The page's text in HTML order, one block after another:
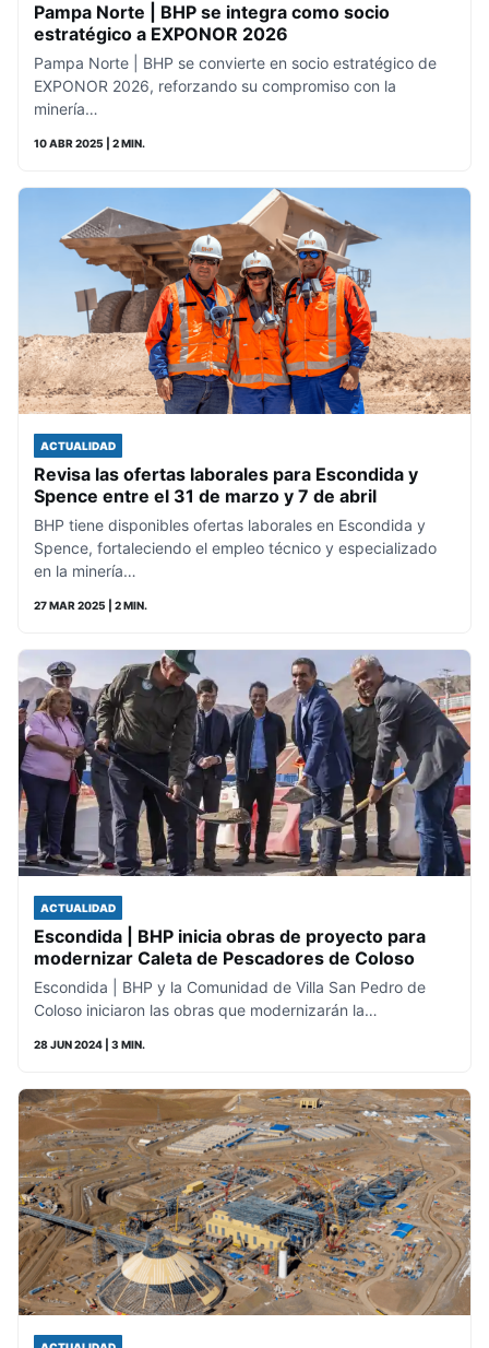
Pampa Norte | BHP se integra como socio
estratégico a EXPONOR 2026
Pampa Norte | BHP se convierte en socio estratégico de
EXPONOR 2026, reforzando su compromiso con la
minería…
10 ABR 2025 | 2 MIN.
ACTUALIDAD
Revisa las ofertas laborales para Escondida y
Spence entre el 31 de marzo y 7 de abril
BHP tiene disponibles ofertas laborales en Escondida y
Spence, fortaleciendo el empleo técnico y especializado
en la minería…
27 MAR 2025 | 2 MIN.
ACTUALIDAD
Escondida | BHP inicia obras de proyecto para
modernizar Caleta de Pescadores de Coloso
Escondida | BHP y la Comunidad de Villa San Pedro de
Coloso iniciaron las obras que modernizarán la…
28 JUN 2024 | 3 MIN.